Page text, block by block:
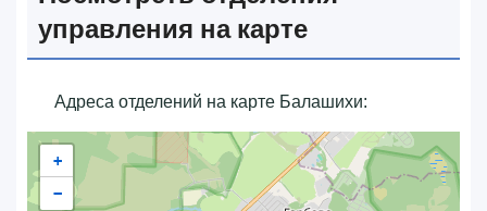
управления на карте
Адреса отделений на карте Балашихи:
+
−